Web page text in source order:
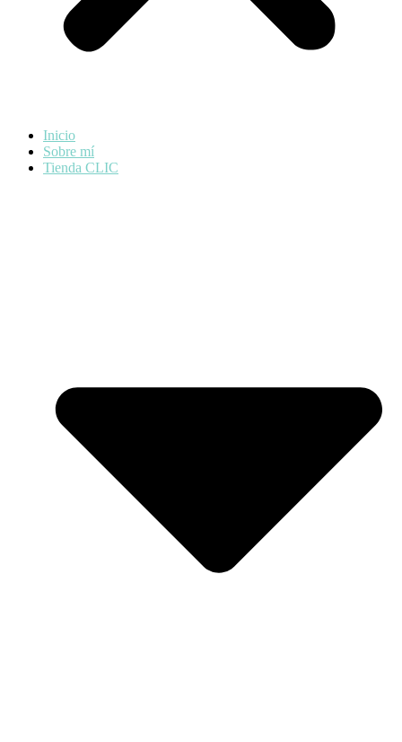
Inicio
Sobre mí
Tienda CLIC